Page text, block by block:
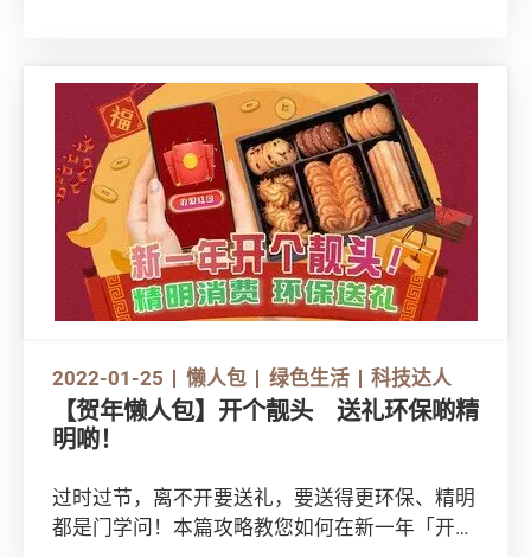
2022-01-25 懒人包 绿色生活 科技达人
【贺年懒人包】开个靓头 送礼环保啲精
明啲！
过时过节，离不开要送礼，要送得更环保、精明
都是门学问！本篇攻略教您如何在新一年「开个